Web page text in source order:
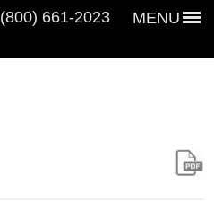
MENU
(800) 661‑2023